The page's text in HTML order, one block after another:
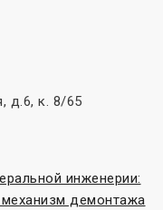
д.6, к. 8/65
инженерии:
демонтажа